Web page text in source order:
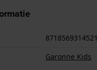
8718569314521
Garonne Kids